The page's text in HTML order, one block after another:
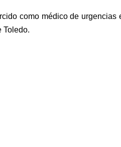
como médico de urgencias
Toledo.